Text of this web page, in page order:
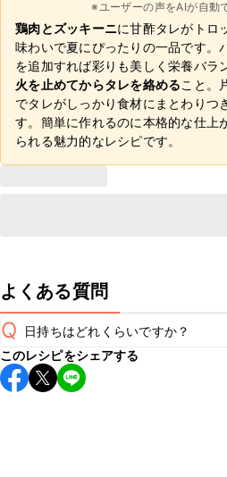
※ユーザーの声をAIが自動
鶏肉とズッキーニに甘酢タレがトロ
味わいで夏にぴったりの一品です。
を追加すれば彩りも美しく栄養バラ
火を止めてからタレを絡めること。
でタレがしっかり食材にまとわりつ
す。簡単に作れるのに本格的な仕上
られる魅力的なレシピです。
よくある質問
Q 日持ちはどれくらいですか？
保存期間は冷蔵で翌日中が目安で
し上がりください。
このレシピをシェアする